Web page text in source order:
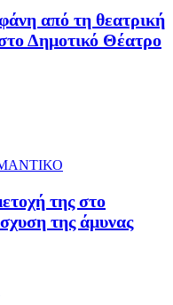
από τη θεατρική
Δημοτικό Θέατρο
της στο
της άμυνας